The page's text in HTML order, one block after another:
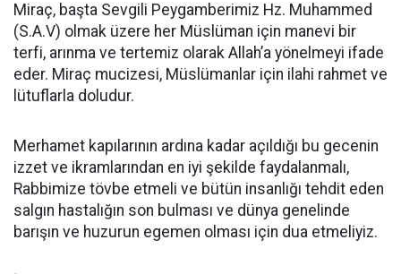
Miraç, başta Sevgili Peygamberimiz Hz. Muhammed
(S.A.V) olmak üzere her Müslüman için manevi bir
terfi, arınma ve tertemiz olarak Allah’a yönelmeyi ifade
eder. Miraç mucizesi, Müslümanlar için ilahi rahmet ve
lütuflarla doludur.
Merhamet kapılarının ardına kadar açıldığı bu gecenin
izzet ve ikramlarından en iyi şekilde faydalanmalı,
Rabbimize tövbe etmeli ve bütün insanlığı tehdit eden
salgın hastalığın son bulması ve dünya genelinde
barışın ve huzurun egemen olması için dua etmeliyiz.